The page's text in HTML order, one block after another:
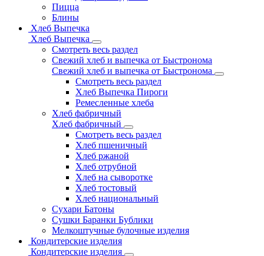
Пицца
Блины
Хлеб Выпечка
Хлеб Выпечка
Смотреть весь раздел
Свежий хлеб и выпечка от Быстронома
Свежий хлеб и выпечка от Быстронома
Смотреть весь раздел
Хлеб Выпечка Пироги
Ремесленные хлеба
Хлеб фабричный
Хлеб фабричный
Смотреть весь раздел
Хлеб пшеничный
Хлеб ржаной
Хлеб отрубной
Хлеб на сыворотке
Хлеб тостовый
Хлеб национальный
Сухари Батоны
Сушки Баранки Бублики
Мелкоштучные булочные изделия
Кондитерские изделия
Кондитерские изделия